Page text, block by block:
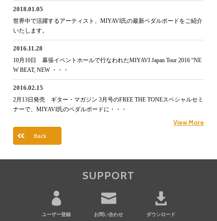
2018.01.05
世界中で活躍するアーティスト、MIYAVI氏の最新ペダルボードをご紹介
いたします。
2016.11.28
10月10日 幕張イベントホールで行なわれたMIYAVI Japan Tour 2016 “NE
W BEAT, NEW ・・・
2016.02.15
2月13日発売 ギター・マガジン 3月号のFREE THE TONEスペシャルセミ
ナーで、MIYAVI氏のペダルボードに・・・
View More
Back
SUPPORT
ユーザー登録 お問い合わせ ダウンロード